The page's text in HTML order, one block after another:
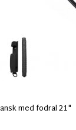
med fodral 21"